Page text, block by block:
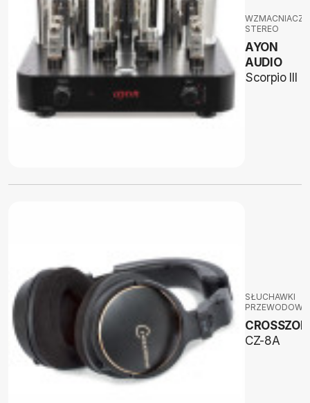
WZMACNIACZE
STEREO
AYON
AUDIO
Scorpio III
SŁUCHAWKI
PRZEWODOWE
CZ-8A